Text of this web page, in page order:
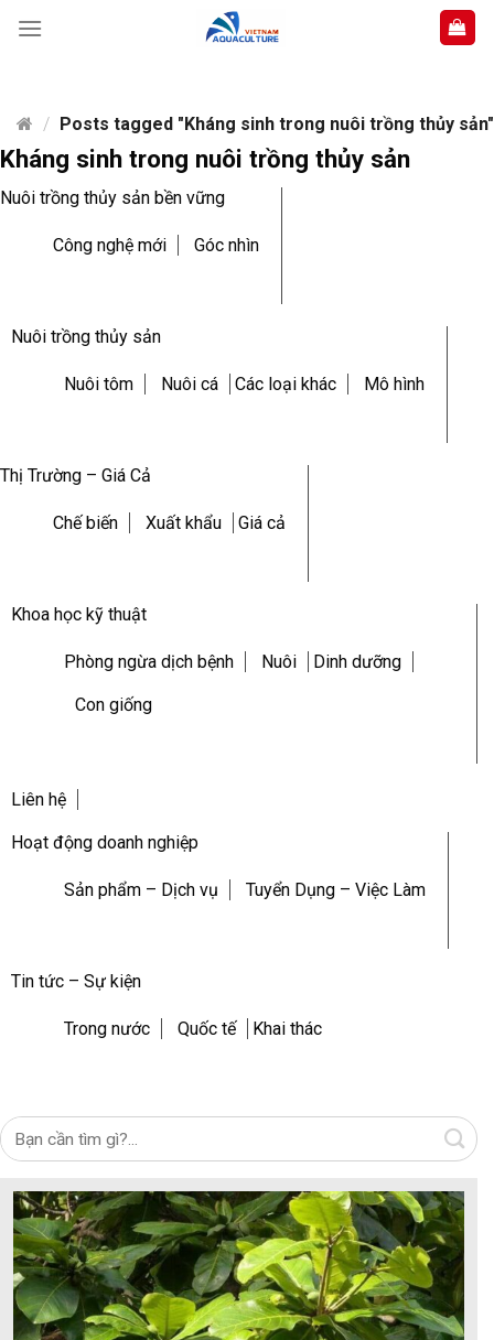
content
/ Posts tagged "Kháng sinh trong nuôi trồng thủy sản"
Kháng sinh trong nuôi trồng thủy sản
Nuôi trồng thủy sản bền vững
Công nghệ mới Góc nhìn
Nuôi trồng thủy sản
Nuôi tôm Nuôi cá Các loại khác Mô hình
Thị Trường – Giá Cả
Chế biến Xuất khẩu Giá cả
Khoa học kỹ thuật
Phòng ngừa dịch bệnh Nuôi Dinh dưỡng
Con giống
Liên hệ
Hoạt động doanh nghiệp
Sản phẩm – Dịch vụ Tuyển Dụng – Việc Làm
Tin tức – Sự kiện
Trong nước Quốc tế Khai thác